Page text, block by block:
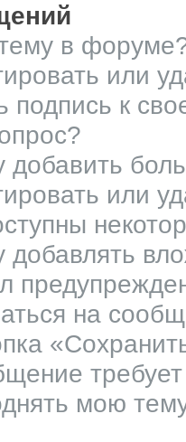
в
или
подпись к
добавить
или
добавлять
на
мою